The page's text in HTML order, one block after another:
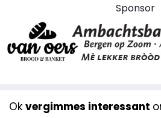
Sponsor
Ok vergimmes interessant